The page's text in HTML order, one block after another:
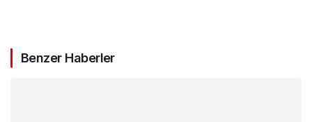
Benzer Haberler